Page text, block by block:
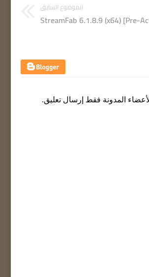
الموضوع السابق
StreamFab 6.1.8.9 (x64) [Pre-
المدونة فقط إرسال تعليق.